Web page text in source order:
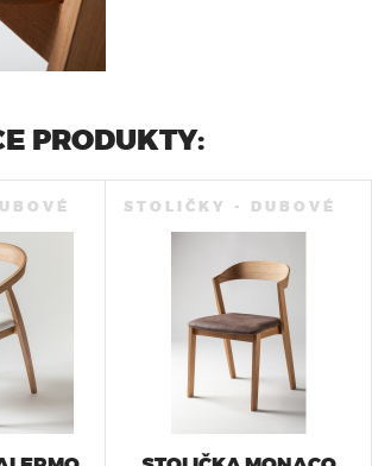
PRODUKTY:
STOLIČKY - DUBOVÉ